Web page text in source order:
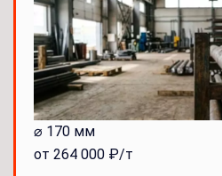
⌀ 170 мм
от 264 000 ₽/т